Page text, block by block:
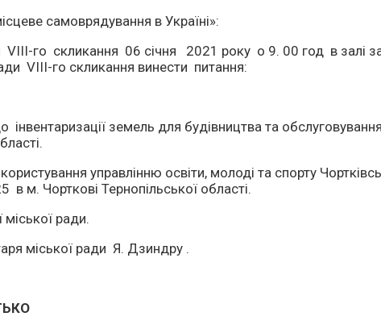
самоврядування в Україні»:
го скликання 06 січня 2021 року о 9. 00 год в залі
VІІІ-го скликання винести питання:
земель для будівництва та
управлінню освіти, молоді та спорту
м. Чорткові Тернопільської області.
ради.
міської ради Я. Дзиндру .